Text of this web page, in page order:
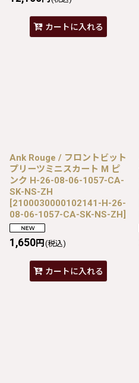
カートに入れる
Ank Rouge / フロントビット
プリーツミニスカート M ピ
ンク H-26-08-06-1057-CA-
SK-NS-ZH
[2100030000102141-H-26-
08-06-1057-CA-SK-NS-ZH]
1,650円 (税込)
カートに入れる